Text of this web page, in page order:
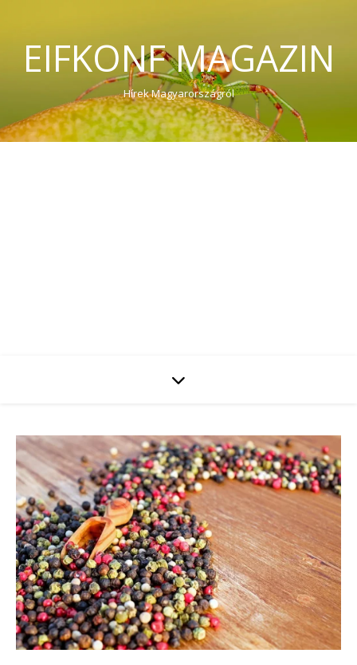
EIFKONF MAGAZIN
Hírek Magyarországról